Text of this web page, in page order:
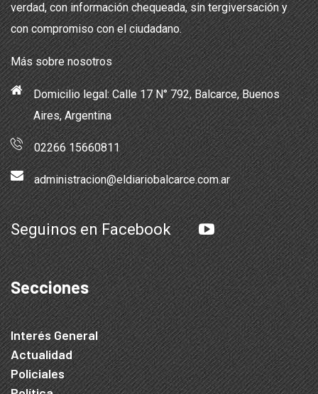
verdad, con información chequeada, sin tergiversación y
con compromiso con el ciudadano.
Más sobre nosotros
Domicilio legal: Calle 17 N° 792, Balcarce, Buenos
Aires, Argentina
02266 15660811
administracion@eldiariobalcarce.com.ar
Seguinos en Facebook
Secciones
Interés General
Actualidad
Policiales